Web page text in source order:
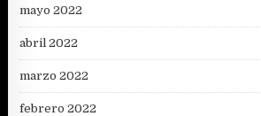
mayo 2022
abril 2022
marzo 2022
febrero 2022